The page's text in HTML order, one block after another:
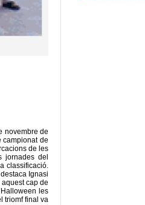
novembre de
campionat de
de les
jornades del
classificació.
Ignasi
cap de
les
triomf final va